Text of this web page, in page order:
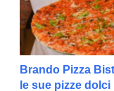
Brando Pizza
le sue pizze dolci